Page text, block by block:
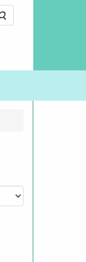
Zoeken